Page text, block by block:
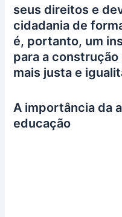
seus direitos e
cidadania de
é, portanto, um
para a
mais justa e
A importância da
educação